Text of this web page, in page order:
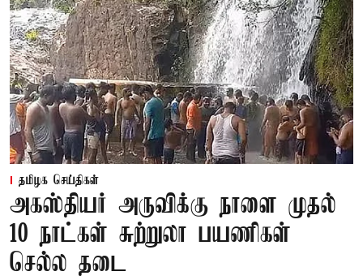
தமிழக செய்திகள்
அகஸ்தியர் அருவிக்கு நாளை முதல்
10 நாட்கள் சுற்றுலா பயணிகள்
செல்ல தடை